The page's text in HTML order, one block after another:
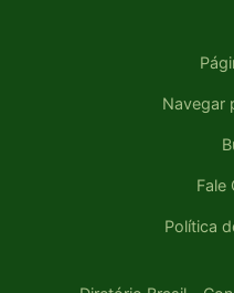
Navegar
Fale
Política